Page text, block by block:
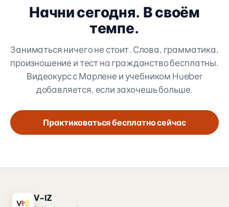
Начни сегодня. В своём
темпе.
Заниматься ничего не стоит. Слова, грамматика,
произношение и тест на гражданство бесплатны.
Видеокурс с Марлене и учебником Hueber
добавляется, если захочешь больше.
Практиковаться бесплатно сейчас
V-IZ